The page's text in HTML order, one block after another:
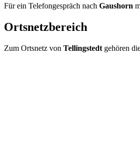
Für ein Telefongespräch nach Gaushorn
Ortsnetzbereich
Zum Ortsnetz von Tellingstedt gehören